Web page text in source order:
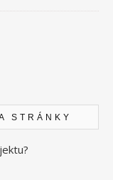
STRÁNKY